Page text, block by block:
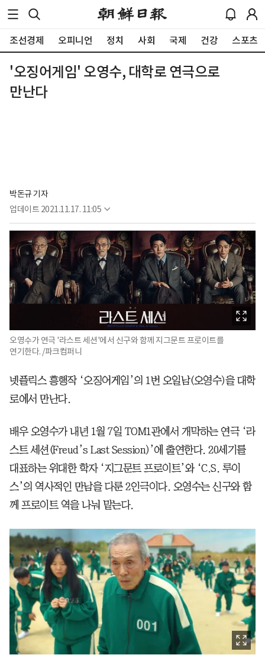
조선경제 오피니언 정치 사회 국제 건강 스포츠
'오징어게임' 오영수, 대학로 연극으로
만난다
박돈규 기자
업데이트 2021.11.17. 11:05
오영수가 연극 '라스트 세션'에서 신구와 함께 지그문트 프로이트를
연기한다. /파크컴퍼니
넷플릭스 흥행작 ‘오징어게임’의 1번 오일남(오영수)을 대학
로에서 만난다.
배우 오영수가 내년 1월 7일 TOM1관에서 개막하는 연극 ‘라
스트 세션(Freud’s Last Session)’에 출연한다. 20세기를
대표하는 위대한 학자 ‘지그문트 프로이트’와 ‘C.S. 루이
스’의 역사적인 만남을 다룬 2인극이다. 오영수는 신구와 함
께 프로이트 역을 나눠 맡는다.